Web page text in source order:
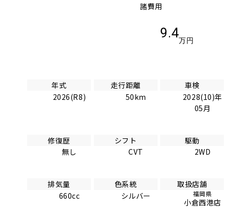
諸費用
9.4
万円
年式
2026(R8)
走行距離
50km
車検
2028(10)年
05月
修復歴
無し
シフト
CVT
駆動
2WD
排気量
660cc
色系統
シルバー
取扱店舗
福岡県
小倉西港店